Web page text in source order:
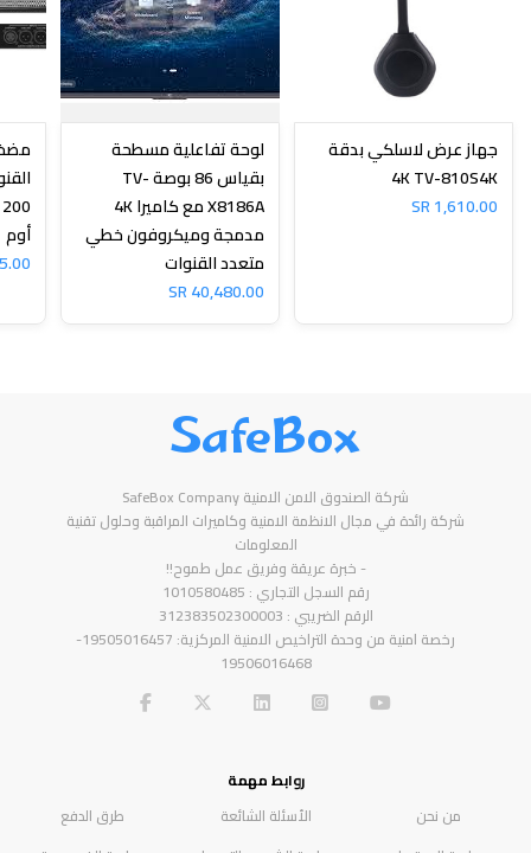
جهاز عرض لاسلكي بدقة
4K TV-810S4K
1,610.00 SR
لوحة تفاعلية مسطحة
بقياس 86 بوصة TV-
X8186A مع كاميرا 4K
مدمجة وميكروفون خطي
متعدد القنوات
40,480.00 SR
أوم
SR
SafeBox
شركة الصندوق الامن الامنية SafeBox Company
شركة رائدة في مجال الانظمة الامنية وكاميرات المراقبة وحلول تقنية
المعلومات
- خبرة عريقة وفريق عمل طموح!!
رقم السجل التجاري : 1010580485
الرقم الضريبي : 312383502300003
رخصة امنية من وحدة التراخيص الامنية المركزية: 19505016457-
19506016468
روابط مهمة
من نحن
الأسئلة الشائعة
طرق الدفع